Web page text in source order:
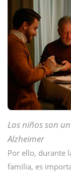
Los niños son
Alzheimer
Por ello, durante
familia, es